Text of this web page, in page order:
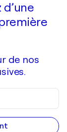
de nos